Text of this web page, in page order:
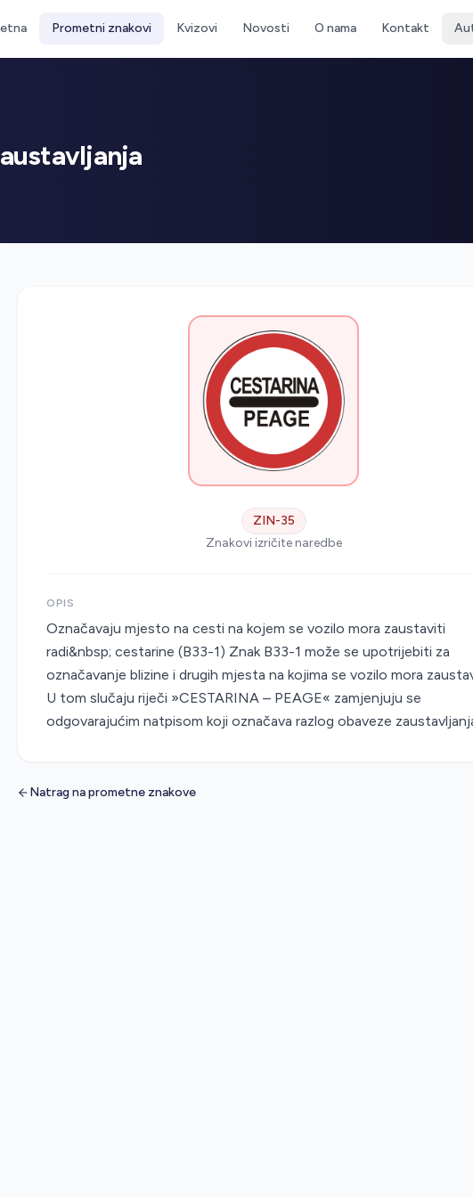
Prometni znakovi Kvizovi Novosti O nama Kontakt
ZIN-35
Znakovi izričite naredbe
OPIS
Označavaju mjesto na cesti na kojem se vozilo mora zaustaviti
radi&nbsp; cestarine (B33-1) Znak B33-1 može se upotrijebiti za
označavanje blizine i drugih mjesta na kojima se vozilo mora
U tom slučaju riječi »CESTARINA – PEAGE« zamjenjuju se
odgovarajućim natpisom koji označava razlog obaveze
Natrag na prometne znakove